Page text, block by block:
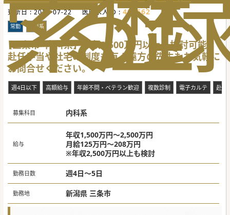
■経営スキルの獲得と理想的な医療の実践を同時に叶えられ
る非常に魅力的なステップアップの機会が得られます。
【具体的な医療機関情報】
■最大年収2,200万円が可能となる高額給与案件であり、ご
自身の経験や能力を正当に評価した報酬が得られます。
■遠方からの通勤に対する新幹線代や交通費が全額支給され
るほか、住宅手当の支給やマイカー通勤にも対応していま
す。
■新規クリニックとなりますため、ご希望があれば診察同線
更新日 :2026-07-22 医師求人ID : 496662
常勤 内科系
【三条市×内科系】年収2,500万円以上も検討可能！
赴任手当や社宅の制度も有！遠方の先生もお気軽に
お問合せください。
週4日以下 高額給与 年齢不問・ベテラン歓迎 複数診制 電子カルテ 赴任
募集科目 内科系
給与
年収1,500万円～2,500万円
月給125万円～208万円
※年収2,500万円以上も検討
勤務日数 週4日～5日
勤務地 新潟県 三条市